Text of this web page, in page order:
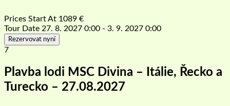
Prices Start At 1089 €
Tour Date 27. 8. 2027 0:00 - 3. 9. 2027 0:00
Rezervovat nyní
7
Plavba lodi MSC Divina – Itálie, Řecko a
Turecko – 27.08.2027